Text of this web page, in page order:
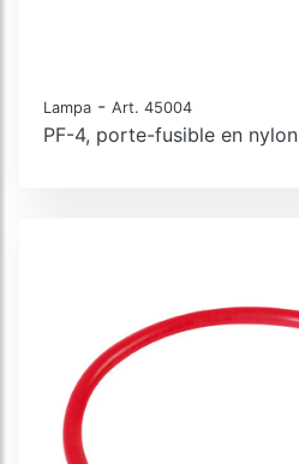
Lampa - Art. 45004
PF-4, porte-fusible en nylon